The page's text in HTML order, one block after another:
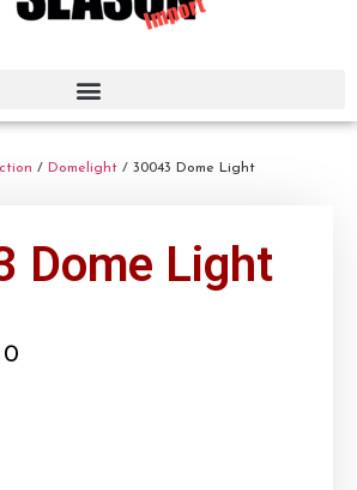
/ Domelight / 30043 Dome Light
Dome Light